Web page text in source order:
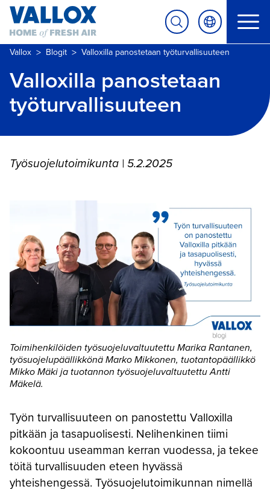
Vallox > Blogit > Valloxilla panostetaan työturvallisuuteen
Valloxilla panostetaan
työturvallisuuteen
Työsuojelutoimikunta | 5.2.2025
Toimihenkilöiden työsuojeluvaltuutettu Marika Rantanen,
työsuojelupäällikkönä Marko Mikkonen, tuotantopäällikkö
Mikko Mäki ja tuotannon työsuojeluvaltuutettu Antti
Mäkelä.
Työn turvallisuuteen on panostettu Valloxilla
pitkään ja tasapuolisesti. Nelihenkinen tiimi
kokoontuu useamman kerran vuodessa, ja tekee
töitä turvallisuuden eteen hyvässä
yhteishengessä. Työsuojelutoimikunnan nimellä